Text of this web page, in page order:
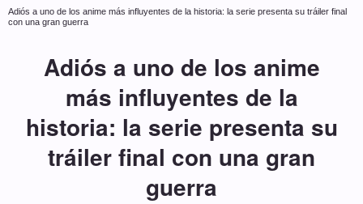
Adiós a uno de los anime más influyentes de la historia: la serie presenta su tráiler final
con una gran guerra
Adiós a uno de los anime
más influyentes de la
historia: la serie presenta su
tráiler final con una gran
guerra